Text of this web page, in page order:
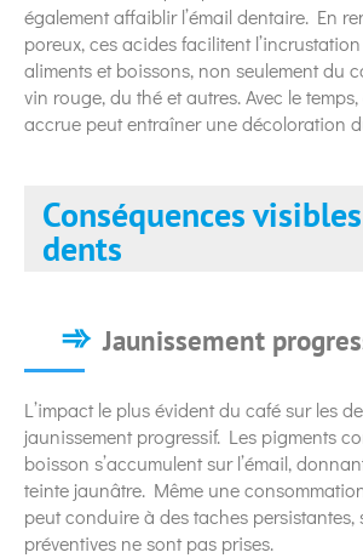
également affaiblir l’émail dentaire. En
poreux, ces acides facilitent
aliments et boissons, non seulement du
vin rouge, du thé et autres. Avec le
accrue peut entraîner une décoloration
Conséquences
dents
Jaunissement
L’impact le plus évident du café sur les
jaunissement progressif. Les pigments
boisson s’accumulent sur l’émail,
teinte jaunâtre. Même une
peut conduire à des taches persistantes,
préventives ne sont pas prises.